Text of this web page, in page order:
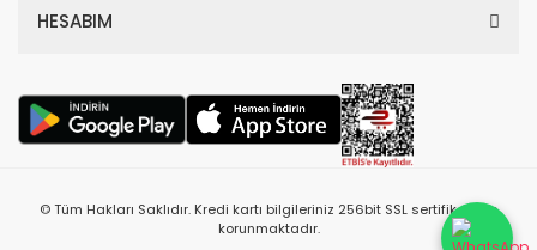
HESABIM
© Tüm Hakları Saklıdır. Kredi kartı bilgileriniz 256bit SSL sertifikası ile
korunmaktadır.